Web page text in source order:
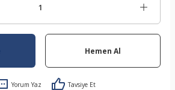
Hemen Al
Yorum Yaz Tavsiye Et